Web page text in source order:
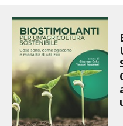
CONSERVE
FACEM
STIHL
BLUMEN